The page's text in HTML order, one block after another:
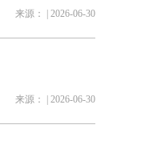
来源： | 2026-06-30
来源： | 2026-06-30